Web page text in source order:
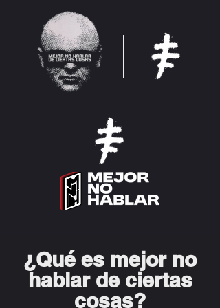
¿Qué es mejor no
hablar de ciertas
cosas?